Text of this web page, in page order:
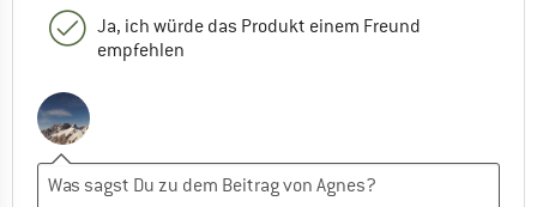
Ja, ich würde das Produkt einem Freund
empfehlen